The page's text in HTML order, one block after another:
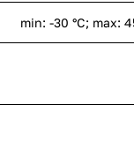
min: -30 °C; max: